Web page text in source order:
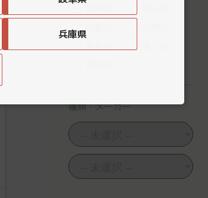
種類・メーカー
兵庫県